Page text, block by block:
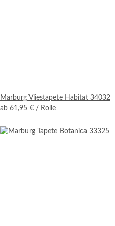
Marburg Vliestapete Habitat 34032
ab 61,95 € / Rolle